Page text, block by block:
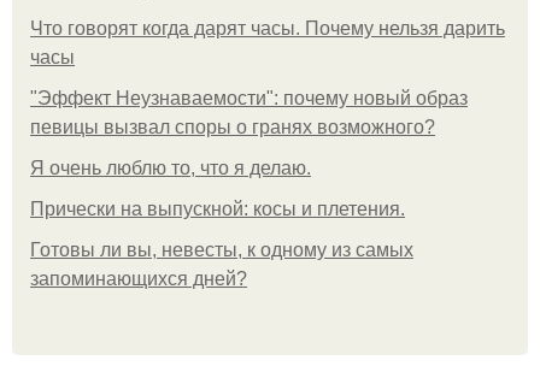
Что говорят когда дарят часы. Почему нельзя дарить
часы
"Эффект Неузнаваемости": почему новый образ
певицы вызвал споры о гранях возможного?
Я очень люблю то, что я делаю.
Прически на выпускной: косы и плетения.
Готовы ли вы, невесты, к одному из самых
запоминающихся дней?